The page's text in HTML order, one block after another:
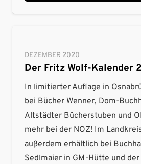
DEZEMBER 2020
Der Fritz Wolf-Kalender
In limitierter Auflage in
bei Bücher Wenner, Dom-
Altstädter Bücherstuben und
mehr bei der NOZ! Im
außerdem erhältlich bei
Sedlmaier in GM-Hütte und der